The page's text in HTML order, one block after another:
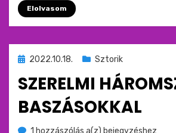
Elolvasom
Beküldve
:
2022.10.18. Sztorik
SZERELMI
BASZÁSOKKAL
bymonkey
1 hozzászólás a(z) Szerelmi
bejegyzéshez